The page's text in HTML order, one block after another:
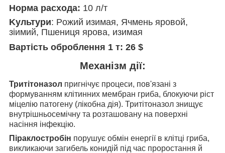
Hopмa pacxoдa: 10 л/т
Kультури: Рoжий изимaя, Ячмeнь яpoвoй,
зiимий, Пшениця яpoвa, изимaя
Вартість оброблення 1 т: 26 $
Механізм дії:
Тритітоназол пригнічує процеси, пов'язані з
формуванням клітинних мембран гриба, блокуючи ріст
міцелію патогену (лікобна дія). Тритітоназол знищує
внутрішньосемічну та розташовану на поверхні
насіння інфекцію.
Піраклостробін порушує обмін енергії в клітці гриба,
викликаючи загибель конидій під час проростання й